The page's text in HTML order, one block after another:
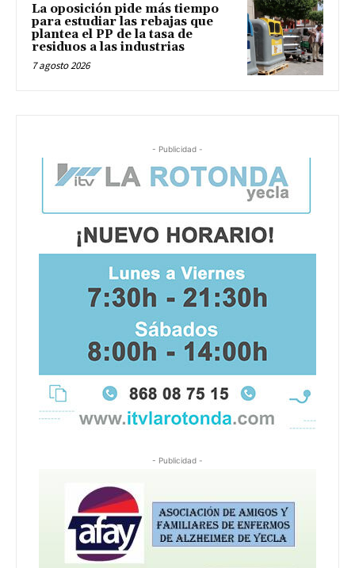
La oposición pide más tiempo
para estudiar las rebajas que
plantea el PP de la tasa de
residuos a las industrias
7 agosto 2026
- Publicidad -
- Publicidad -